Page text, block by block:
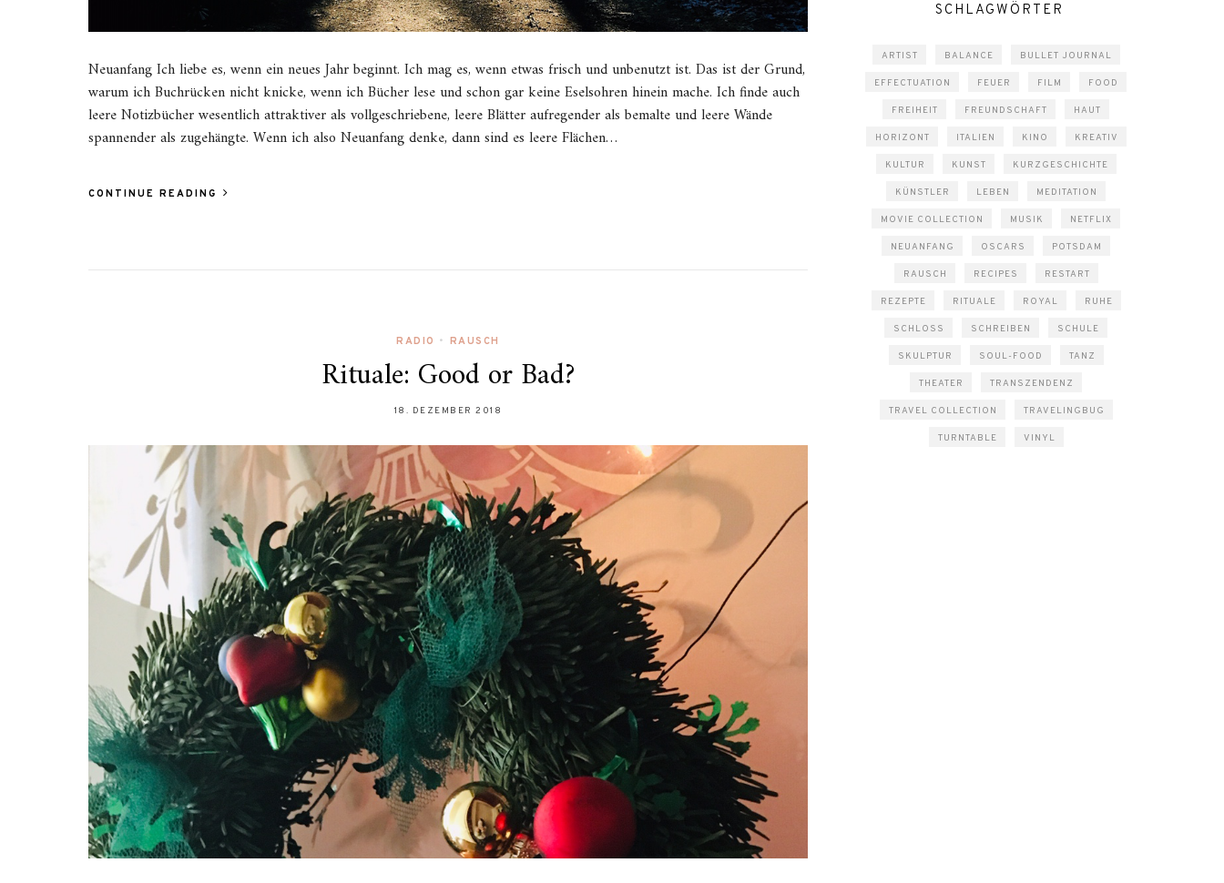
Neuanfang Ich liebe es, wenn ein neues Jahr beginnt. Ich mag es, wenn etwas frisch und unbenutzt ist. Das ist der Grund,
warum ich Buchrücken nicht knicke, wenn ich Bücher lese und schon gar keine Eselsohren hinein mache. Ich finde auch
leere Notizbücher wesentlich attraktiver als vollgeschriebene, leere Blätter aufregender als bemalte und leere Wände
spannender als zugehängte. Wenn ich also Neuanfang denke, dann sind es leere Flächen…
CONTINUE READING
RADIO • RAUSCH
Rituale: Good or Bad?
18. DEZEMBER 2018
SCHLAGWÖRTER
ARTIST BALANCE BULLET JOURNAL
EFFECTUATION FEUER FILM FOOD
FREIHEIT FREUNDSCHAFT HAUT
HORIZONT ITALIEN KINO KREATIV
KULTUR KUNST KURZGESCHICHTE
KÜNSTLER LEBEN MEDITATION
MOVIE COLLECTION MUSIK NETFLIX
NEUANFANG OSCARS POTSDAM
RAUSCH RECIPES RESTART
REZEPTE RITUALE ROYAL RUHE
SCHLOSS SCHREIBEN SCHULE
SKULPTUR SOUL-FOOD TANZ
THEATER TRANSZENDENZ
TRAVEL COLLECTION TRAVELINGBUG
TURNTABLE VINYL